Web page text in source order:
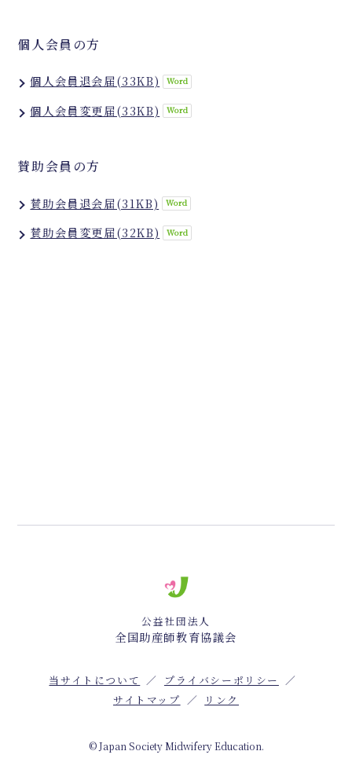
個人会員の方
個人会員退会届(33KB)
個人会員変更届(33KB)
賛助会員の方
賛助会員退会届(31KB)
賛助会員変更届(32KB)
公益社団法人
全国助産師教育協議会
当サイトについて
プライバシーポリシー
サイトマップ
リンク
© Japan Society Midwifery Education.